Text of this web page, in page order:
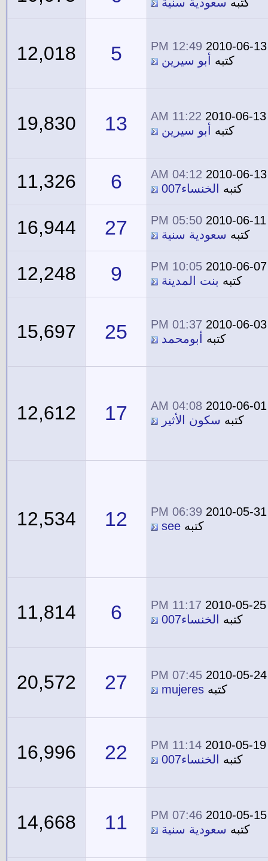
2010-06-13
12:49 PM
كتبه
أبو سيرين 5
12,018
2010-06-13
11:22 AM
كتبه
أبو سيرين 13
19,830
2010-06-13
04:12 AM
كتبه
الخنساء007 6
11,326
2010-06-11
05:50 PM
كتبه سعودية سنية 27
16,944
2010-06-07
10:05 PM
كتبه بنت المدينة 9
12,248
2010-06-03
01:37 PM
كتبه
أبومحمد 25
15,697
2010-06-01
04:08 AM
كتبه سكون الأثير 17
12,612
2010-05-31
06:39 PM
كتبه see
12
12,534
2010-05-25
11:17 PM
كتبه
الخنساء007 6
11,814
2010-05-24
07:45 PM
كتبه mujeres
27
20,572
2010-05-19
11:14 PM
كتبه
الخنساء007 22
16,996
2010-05-15
07:46 PM
كتبه سعودية سنية 11
14,668